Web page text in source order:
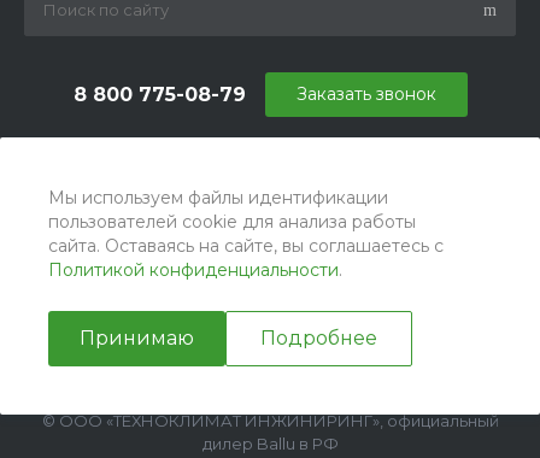
Мы используем файлы идентификации
пользователей cookie для анализа работы
сайта. Оставаясь на сайте, вы соглашаетесь с
Политикой конфиденциальности.
Принимаю Подробнее
8 800 775-08-79
г. Москва, БЦ Вятский, ул. Вятская д.70, офис 715
Заказать звонок
© ООО «ТЕХНОКЛИМАТ ИНЖИНИРИНГ», официальный
дилер Ballu в РФ